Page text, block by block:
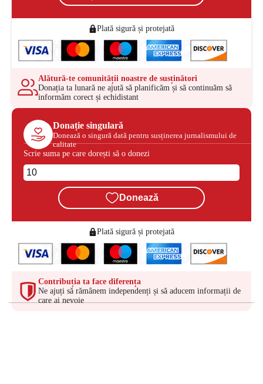
Plată sigură și protejată
Alătură-te comunității noastre de susținători
Donația ta lunară ne ajută să planificăm și să continuăm să
informăm corect și echidistant
Donație singulară
Donează o singură dată pentru susținerea jurnalismului de
calitate
Scrie suma pe care dorești să o donezi
Donează
Plată sigură și protejată
Contribuția ta face diferența
Ne ajuți să rămânem independenți și să aducem informații de
care ai nevoie